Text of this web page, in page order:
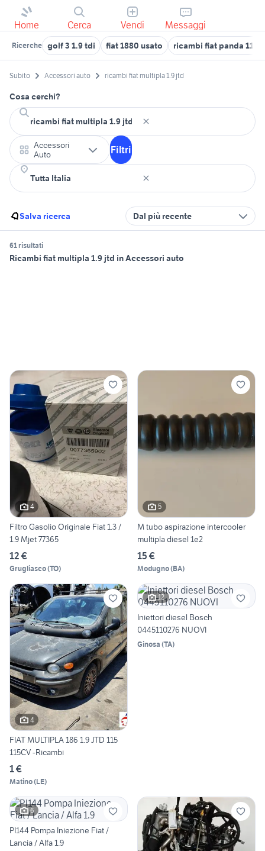
Home Cerca Vendi Messaggi
Ricerche golf 3 1.9 tdi fiat 1880 usato ricambi fiat panda
Subito Accessori auto ricambi fiat multipla 1.9 jtd
Cosa cerchi?
Accessori
Auto
Filtri
Salva ricerca Dal più recente
61 risultati
Ricambi fiat multipla 1.9 jtd in Accessori auto
4
Filtro Gasolio Originale Fiat 1.3 /
1.9 Mjet 77365
12 €
Grugliasco(TO)
5
M tubo aspirazione intercooler
multipla diesel 1e2
15 €
Modugno(BA)
4
FIAT MULTIPLA 186 1.9 JTD 115
115CV -Ricambi
1 €
Matino(LE)
12
Iniettori diesel Bosch
0445110276 NUOVI
Ginosa (TA)
6
PI144 Pompa Iniezione Fiat /
Lancia / Alfa 1.9